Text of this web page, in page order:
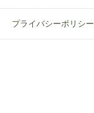
プライバシーポリシー